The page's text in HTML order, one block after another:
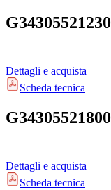
G34305521230
Dettagli e acquista
Scheda tecnica
G34305521800
Dettagli e acquista
Scheda tecnica